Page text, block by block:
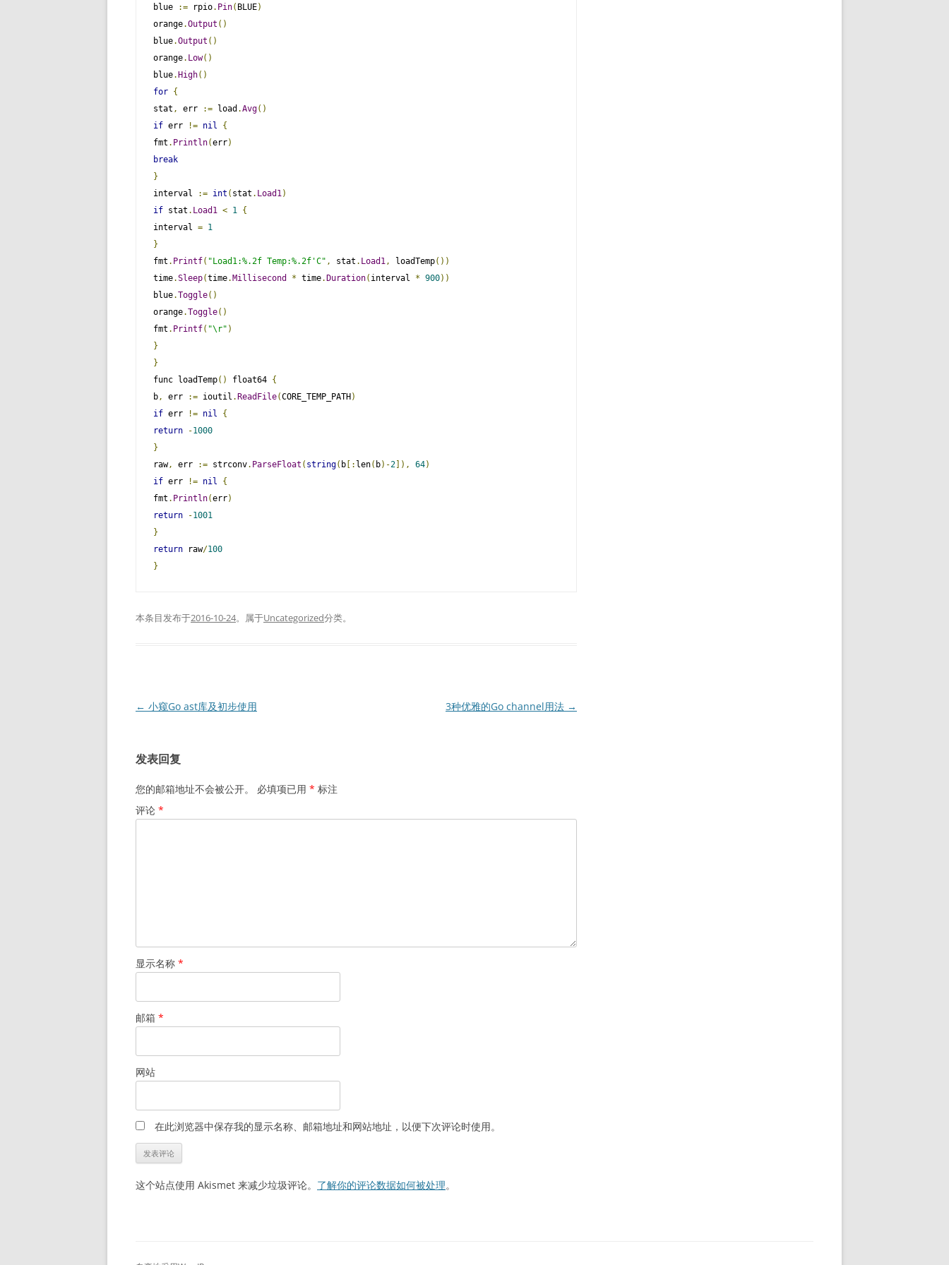
blue
:= rpio. Pin( BLUE)
orange.Output ()
blue.Output ()
orange. Low()
blue. High()
for {
stat , err := load .Avg()
if err != nil
{
fmt . Println(err)
break
}
interval
:= int ( stat . Load1)
if stat . Load1 < 1 {
interval = 1
}
fmt . Printf( "Load1:%.2f Temp:%.2f'C" , stat . Load1, loadTemp())
time.Sleep(time. Millisecond * time. Duration( interval * 900))
blue.Toggle()
orange.Toggle()
fmt . Printf( "\r" )
}
}
func loadTemp() float64 {
b, err := ioutil . ReadFile(CORE_TEMP_PATH )
if err != nil
{
return
-1000
}
raw, err := strconv. ParseFloat ( string( b [: len( b)-2 ]), 64)
if err != nil
{
fmt . Println(err)
return
-1001
}
return raw/100
}
本条目发布于2016-10-24。属于Uncategorized分类。
文
航
← 小窥Go ast库及初步使用 3种优雅的Go channel用法 →
发表回复
您的邮箱地址不会被公开。 必填项已用 * 标注
评论 *
显示名称 *
邮箱 *
网站
在此浏览器中保存我的显示名称、邮箱地址和网站地址，以便下次评论时使用。
这个站点使用 Akismet 来减少垃圾评论。 了解你的评论数据如何被处理。